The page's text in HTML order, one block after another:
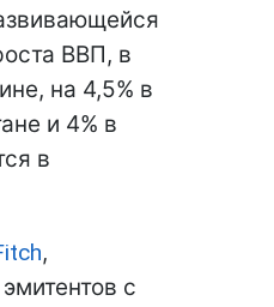
ВВП, в
на 4,5% в
и 4% в
в
,
с